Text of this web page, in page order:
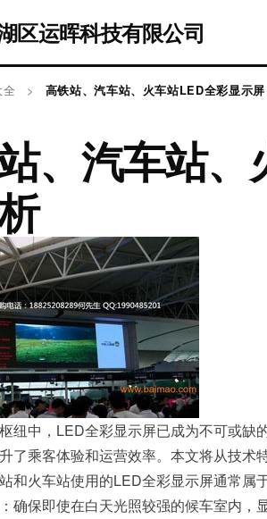
区运晖科技有限公司
> 高铁站、汽车站、火车站LED全彩显示
、汽车站
纽中，LED全彩显示屏已成为不可或
了乘客体验和运营效率。本文将从技
和火车站使用的LED全彩显示屏通常
：确保即使在白天光照较强的候车室内，